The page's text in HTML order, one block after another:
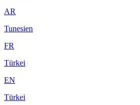
AR
Tunesien
FR
Türkei
EN
Türkei